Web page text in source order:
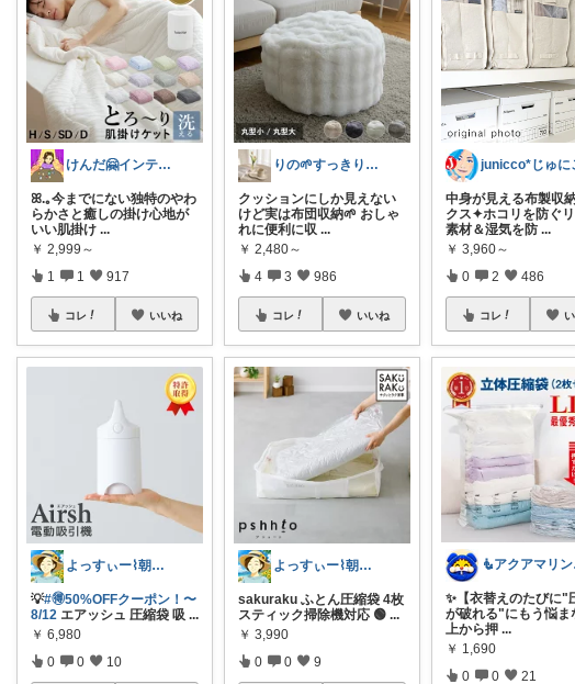
けんだ🤗インテリア多め
ꕤ.｡今までにない独特のやわ
らかさと癒しの掛け心地が
いい肌掛け ...
￥ 2,999～
1 1 917
コレ いいね
よっすぃー⌇朝コレ☀楽しい暮らし😇
💡#🉐50%OFFクーポン！〜
8/12 エアッシュ 圧縮袋 吸 ...
￥ 6,980
0 0 10
りの🌱すっきり×お気に入りの暮らし
クッションにしか見えない
けど実は布団収納🌱 おしゃ
れに便利に収 ...
￥ 2,480～
4 3 986
コレ いいね
よっすぃー⌇朝コレ☀楽しい暮らし😇
sakuraku ふとん圧縮袋 4枚
スティック掃除機対応 🟢 ...
￥ 3,990
0 0 9
junicco*じゅに
中身が見える布製収
クス✦ホコリを防ぐ
素材＆湿気を防 ...
￥ 3,960～
0 2 486
コレ
🧜
✨【衣替えのたびに"
が破れる"にもう悩ま
上から押 ...
￥ 1,690
0 0 21